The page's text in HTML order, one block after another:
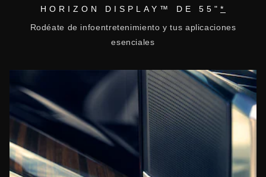
HORIZON DISPLAY™ DE 55" *
Rodéate de infoentretenimiento y tus aplicaciones
esenciales